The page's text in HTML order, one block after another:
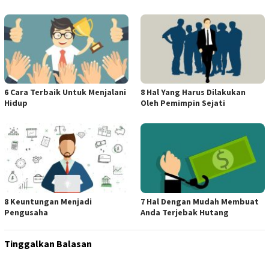
6 Cara Terbaik Untuk Menjalani
Hidup
8 Hal Yang Harus Dilakukan
Oleh Pemimpin Sejati
8 Keuntungan Menjadi
Pengusaha
7 Hal Dengan Mudah Membuat
Anda Terjebak Hutang
Tinggalkan Balasan